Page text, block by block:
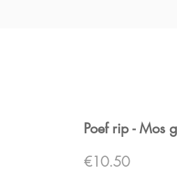
Poef rip - Mos
€10.50Price